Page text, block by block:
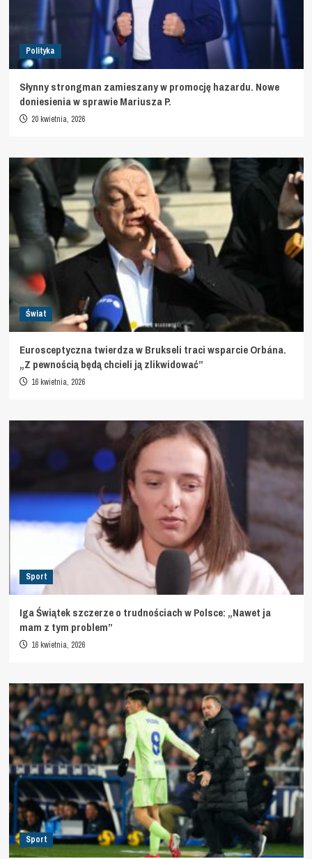
Polityka
Słynny strongman zamieszany w promocję hazardu. Nowe
doniesienia w sprawie Mariusza P.
20 kwietnia, 2026
Świat
Eurosceptyczna twierdza w Brukseli traci wsparcie Orbána.
„Z pewnością będą chcieli ją zlikwidować”
16 kwietnia, 2026
Sport
Iga Świątek szczerze o trudnościach w Polsce: „Nawet ja
mam z tym problem”
16 kwietnia, 2026
Sport